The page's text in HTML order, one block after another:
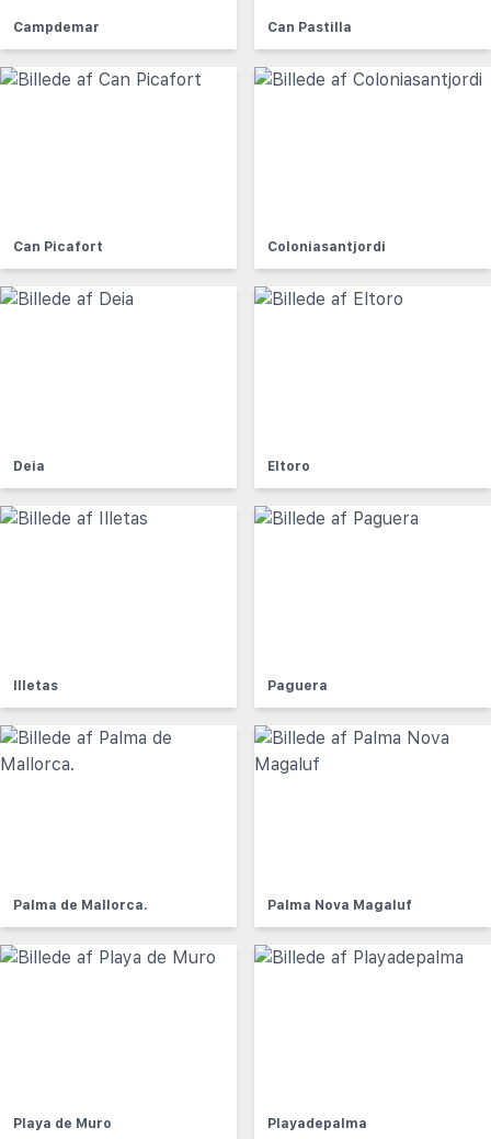
Campdemar Can Pastilla
Can Picafort Coloniasantjordi
Deia Eltoro
Illetas Paguera
Palma de Mallorca. Palma Nova Magaluf
Playa de Muro Playadepalma